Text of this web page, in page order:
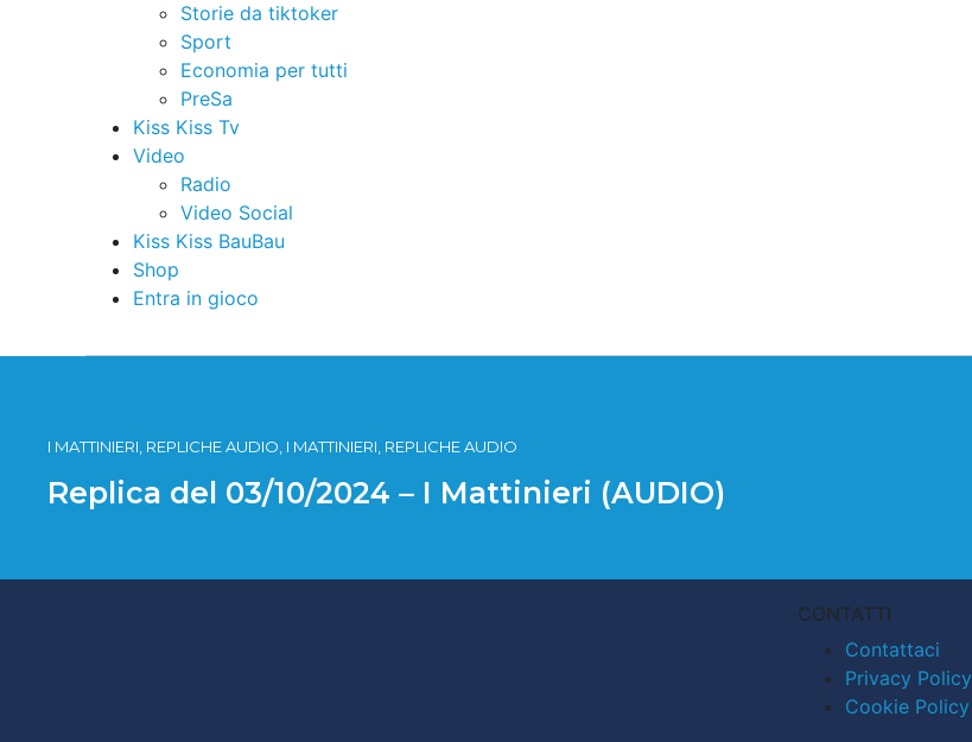
Storie da tiktoker
Sport
Economia per tutti
PreSa
Kiss Kiss Tv
Video
Radio
Video Social
Kiss Kiss BauBau
Shop
Entra in gioco
I MATTINIERI, REPLICHE AUDIO, I MATTINIERI, REPLICHE AUDIO
Replica del 03/10/2024 – I Mattinieri (AUDIO)
CONTATTI
Contattaci
Privacy Policy
Cookie Policy